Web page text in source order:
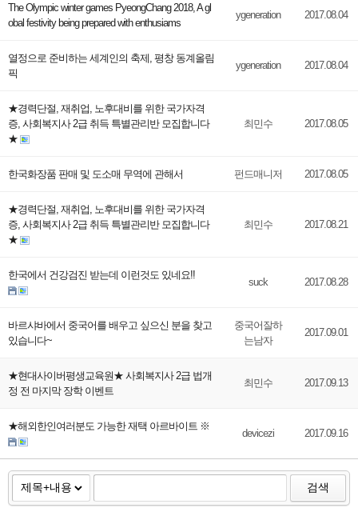
The Olympic winter games PyeongChang 2018, A gl
obal festivity being prepared with enthusiams
ygeneration 2017.08.04
열정으로 준비하는 세계인의 축제, 평창 동계올림
픽
ygeneration 2017.08.04
★경력단절, 재취업, 노후대비를 위한 국가자격
증, 사회복지사 2급 취득 특별관리반 모집합니다
★
최민수 2017.08.05
한국화장품 판매 및 도소매 무역에 관해서 펀드매니저 2017.08.05
★경력단절, 재취업, 노후대비를 위한 국가자격
증, 사회복지사 2급 취득 특별관리반 모집합니다
★
최민수 2017.08.21
한국에서 건강검진 받는데 이런것도 있네요!!
suck 2017.08.28
바르샤바에서 중국어를 배우고 싶으신 분을 찾고
있습니다~
중국어잘하
는남자
2017.09.01
★현대사이버평생교육원★ 사회복지사 2급 법개
정 전 마지막 장학 이벤트
최민수 2017.09.13
★해외한인여러분도 가능한 재택 아르바이트 ※
devicezi 2017.09.16
검색